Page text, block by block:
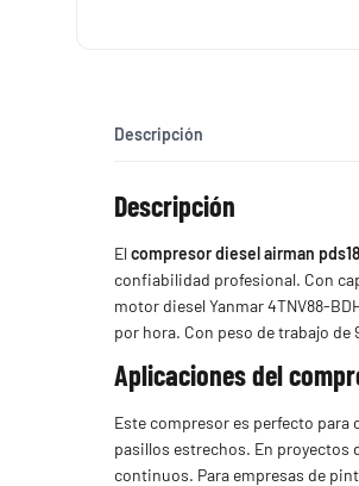
Descripción
Descripción
Elcompresor diesel airman
confiabilidad profesional. Con
motor diesel Yanmar 4TNV88-
por hora. Con peso de trabajo
Aplicaciones del
Este compresor es perfecto
pasillos estrechos. En proyectos
continuos. Para empresas de